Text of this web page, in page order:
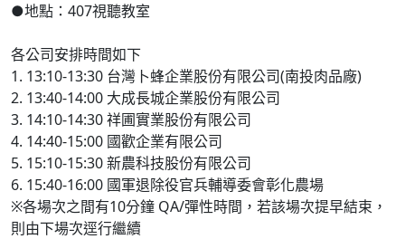
●地點：407視聽教室
各公司安排時間如下
1. 13:10-13:30 台灣卜蜂企業股份有限公司(南投肉品廠)
2. 13:40-14:00 大成長城企業股份有限公司
3. 14:10-14:30 祥圃實業股份有限公司
4. 14:40-15:00 國歡企業有限公司
5. 15:10-15:30 新農科技股份有限公司
6. 15:40-16:00 國軍退除役官兵輔導委會彰化農場
※各場次之間有10分鐘 QA/彈性時間，若該場次提早結束，
則由下場次逕行繼續